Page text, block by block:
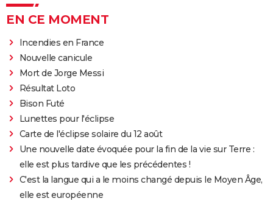
EN CE MOMENT
Incendies en France
Nouvelle canicule
Mort de Jorge Messi
Résultat Loto
Bison Futé
Lunettes pour l'éclipse
Carte de l'éclipse solaire du 12 août
Une nouvelle date évoquée pour la fin de la vie sur Terre :
elle est plus tardive que les précédentes !
C'est la langue qui a le moins changé depuis le Moyen Âge,
elle est européenne